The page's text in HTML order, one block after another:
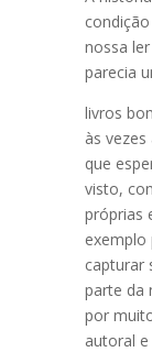
nossa
parecia
livros
às
que
visto,
próprias
capturar
parte da
por
autoral